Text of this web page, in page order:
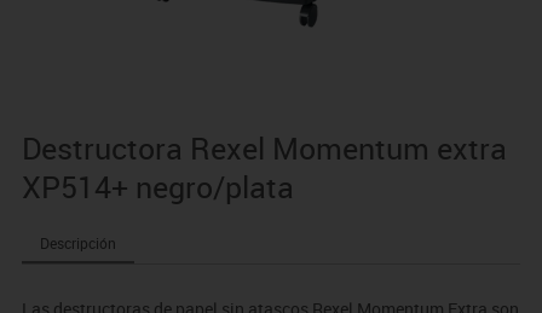
Destructora Rexel Momentum extra
XP514+ negro/plata
Descripción